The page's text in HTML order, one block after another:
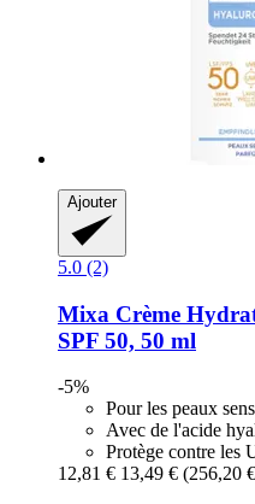
Ajouter
5.0 (2)
Mixa Crème
SPF 50, 50 ml
-5%
Pour les peaux
Avec de l'acide
Protège contre les
12,81 € 13,49 € (256,20